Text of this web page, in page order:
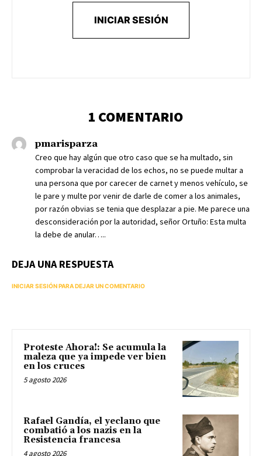
INICIAR SESIÓN
1 COMENTARIO
pmarisparza
Creo que hay algún que otro caso que se ha multado, sin
comprobar la veracidad de los echos, no se puede multar a
una persona que por carecer de carnet y menos vehículo, se
le pare y multe por venir de darle de comer a los animales,
por razón obvias se tenia que desplazar a pie. Me parece una
desconsideración por la autoridad, señor Ortuño: Esta multa
la debe de anular…..
DEJA UNA RESPUESTA
INICIAR SESIÓN PARA DEJAR UN COMENTARIO
Proteste Ahora!: Se acumula la
maleza que ya impede ver bien
en los cruces
5 agosto 2026
Rafael Gandía, el yeclano que
combatió a los nazis en la
Resistencia francesa
4 agosto 2026